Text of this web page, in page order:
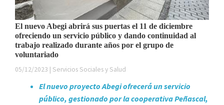
El nuevo Abegi abrirá sus puertas el 11 de diciembre
ofreciendo un servicio público y dando continuidad al
trabajo realizado durante años por el grupo de
voluntariado
05/12/2023 | Servicios Sociales y Salud
El nuevo proyecto Abegi ofrecerá un servicio
público, gestionado por la cooperativa Peñascal,